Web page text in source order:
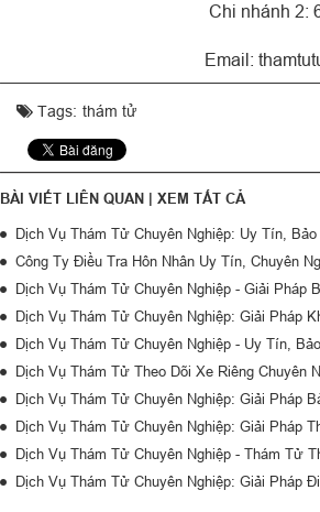
Chi nhánh 2:
Email:
Tags: thám tử
BÀI VIẾT LIÊN QUAN | XEM TẤT CẢ
Dịch Vụ Thám Tử Chuyên Nghiệp: Uy Tín,
Công Ty Điều Tra Hôn Nhân Uy Tín, Chuyên
Dịch Vụ Thám Tử Chuyên Nghiệp - Giải Pháp
Dịch Vụ Thám Tử Chuyên Nghiệp: Giải Pháp
Dịch Vụ Thám Tử Chuyên Nghiệp - Uy Tín,
Dịch Vụ Thám Tử Theo Dõi Xe Riêng Chuyên
Dịch Vụ Thám Tử Chuyên Nghiệp: Giải Pháp
Dịch Vụ Thám Tử Chuyên Nghiệp: Giải Pháp
Dịch Vụ Thám Tử Chuyên Nghiệp - Thám Tử
Dịch Vụ Thám Tử Chuyên Nghiệp: Giải Pháp